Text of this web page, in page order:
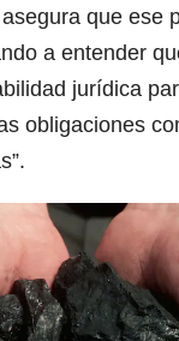
que ese
a entender
jurídica
obligaciones